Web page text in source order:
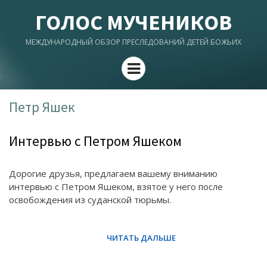
ГОЛОС МУЧЕНИКОВ
МЕЖДУНАРОДНЫЙ ОБЗОР ПРЕСЛЕДОВАНИЙ ДЕТЕЙ БОЖЬИХ
Menu
Петр Яшек
Интервью с Петром Яшеком
Дорогие друзья, предлагаем вашему вниманию
интервью с Петром Яшеком, взятое у него после
освобождения из суданской тюрьмы.